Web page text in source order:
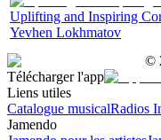
Uplifting and Inspiring
Yevhen Lokhmatov
©
Télécharger l'app
Liens utiles
Catalogue musicalRadios
Jamendo